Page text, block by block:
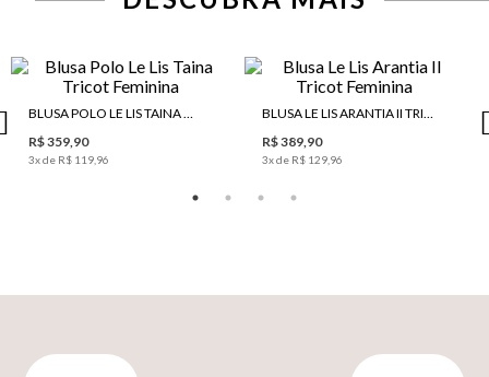
BLUSA POLO LE LIS TAINA TRICOT FEMININA
R$ 359,90
3x de R$ 119,96
BLUSA LE LIS ARANTIA II TRICOT FEMININA
R$ 389,90
3x de R$ 129,96